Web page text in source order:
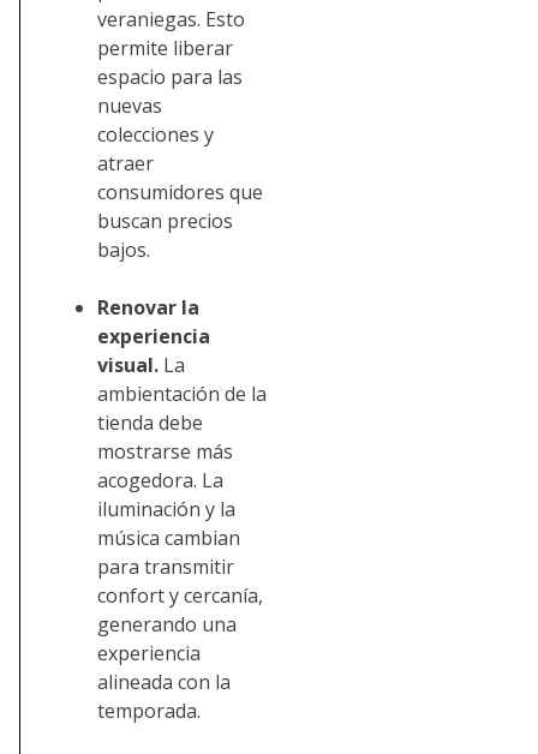
veraniegas. Esto
permite liberar
espacio para las
nuevas
colecciones y
atraer
consumidores que
buscan precios
bajos.
Renovar la
experiencia
visual. La
ambientación de la
tienda debe
mostrarse más
acogedora. La
iluminación y la
música cambian
para transmitir
confort y cercanía,
generando una
experiencia
alineada con la
temporada.